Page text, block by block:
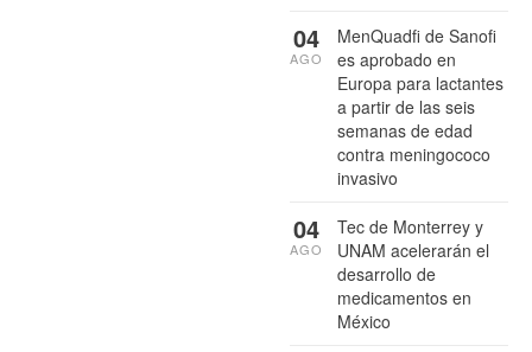
MenQuadfi de Sanofi
es aprobado en
Europa para lactantes
a partir de las seis
semanas de edad
contra meningococo
invasivo
04
AGO
Tec de Monterrey y
UNAM acelerarán el
desarrollo de
medicamentos en
México
04
AGO